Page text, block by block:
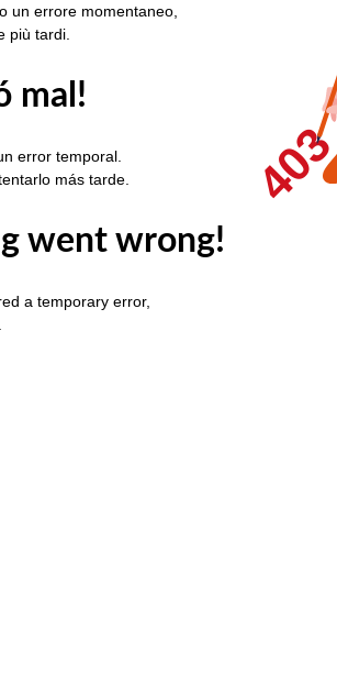
un errore momentaneo,
più tardi.
mal!
error temporal.
más tarde.
went wrong!
a temporary error,